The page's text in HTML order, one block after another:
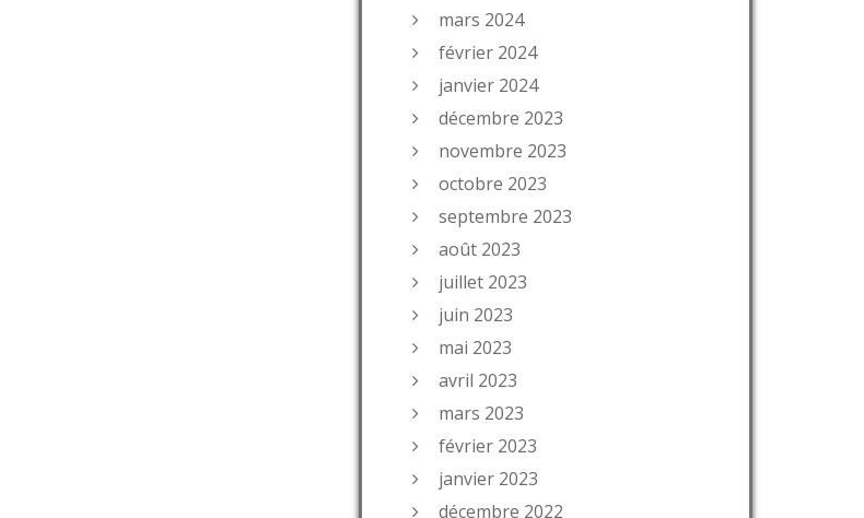
mars 2024
février 2024
janvier 2024
décembre 2023
novembre 2023
octobre 2023
septembre 2023
août 2023
juillet 2023
juin 2023
mai 2023
avril 2023
mars 2023
février 2023
janvier 2023
décembre 2022